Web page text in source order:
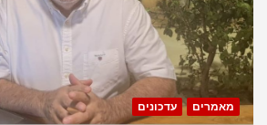
מאמרים עדכונים